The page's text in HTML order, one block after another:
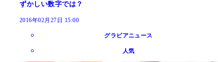
ずかしい数字では？
2016年02月27日 15:00
グラビアニュース
人気